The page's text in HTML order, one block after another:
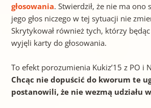
głosowania. Stwierdził, że nie ma ono
jego głos niczego w tej sytuacji nie
Skrytykował również tych, którzy
wyjęli kartydo głosowania.
To efekt porozumienia Kukiz’15 z PO i
Chcąc nie dopuścić do kworum te
postanowili, że nie wezmą udziału